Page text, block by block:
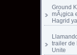
Ground
mÃ¡gica
Hagrid
trailer de
Unite